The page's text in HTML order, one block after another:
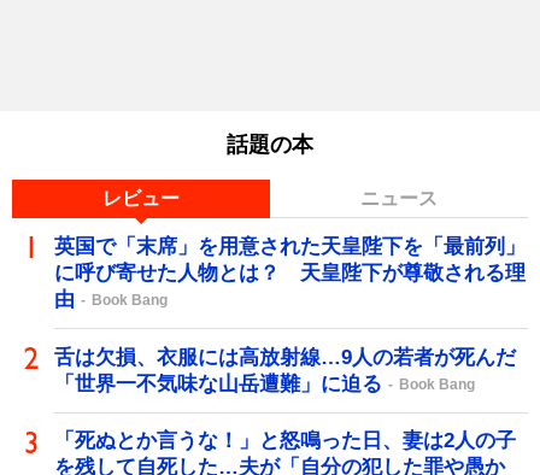
話題の本
レビュー ニュース
英国で「末席」を用意された天皇陛下を「最前列」
に呼び寄せた人物とは？ 天皇陛下が尊敬される理
由
Book Bang
舌は欠損、衣服には高放射線…9人の若者が死んだ
「世界一不気味な山岳遭難」に迫る
Book Bang
「死ぬとか言うな！」と怒鳴った日、妻は2人の子
を残して自死した…夫が「自分の犯した罪や愚か